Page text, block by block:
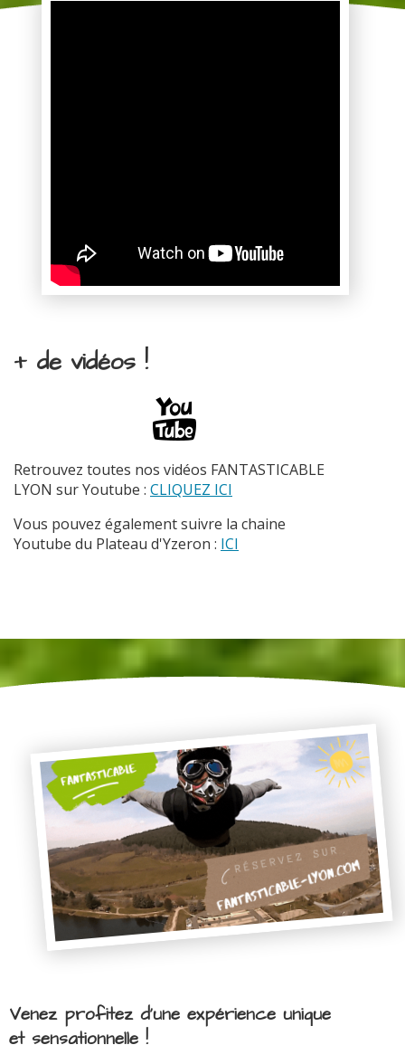
+ de vidéos !
Retrouvez toutes nos vidéos FANTASTICABLE
LYON sur Youtube : CLIQUEZ ICI
Vous pouvez également suivre la chaine
Youtube du Plateau d'Yzeron : ICI
Venez profitez d'une expérience unique
et sensationnelle !